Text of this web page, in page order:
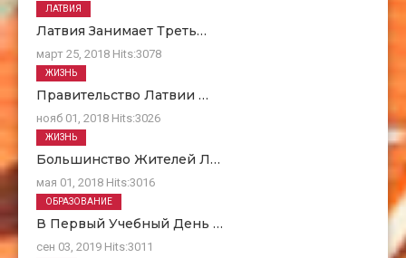
Латвия Занимает Треть…
март 25, 2018 Hits:3078
ЛАТВИЯ
Правительство Латвии …
нояб 01, 2018 Hits:3026
ЖИЗНЬ
Большинство Жителей Л…
мая 01, 2018 Hits:3016
ЖИЗНЬ
В Первый Учебный День …
сен 03, 2019 Hits:3011
ОБРАЗОВАНИЕ